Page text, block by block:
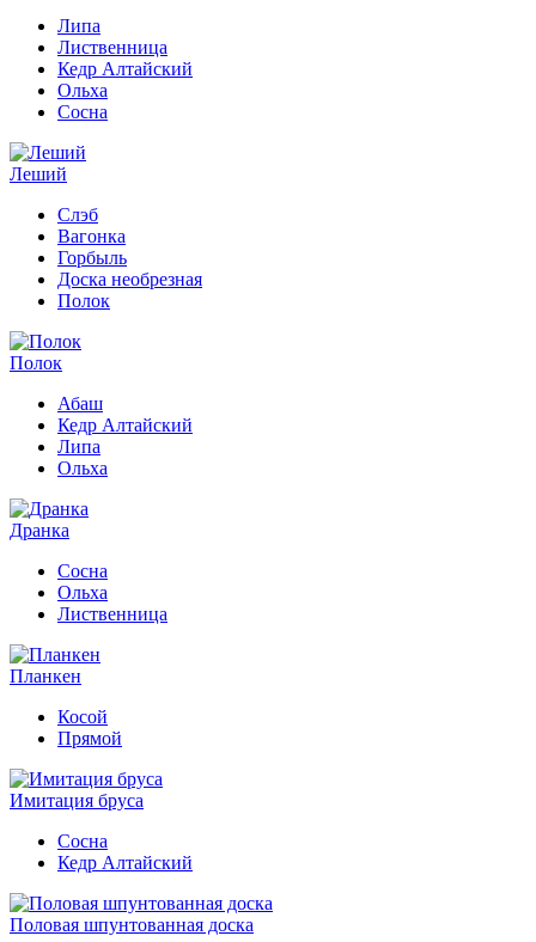
Липа
Лиственница
Кедр Алтайский
Ольха
Сосна
Леший
Слэб
Вагонка
Горбыль
Доска необрезная
Полок
Полок
Абаш
Кедр Алтайский
Липа
Ольха
Дранка
Сосна
Ольха
Лиственница
Планкен
Косой
Прямой
Имитация бруса
Сосна
Кедр Алтайский
Половая шпунтованная доска